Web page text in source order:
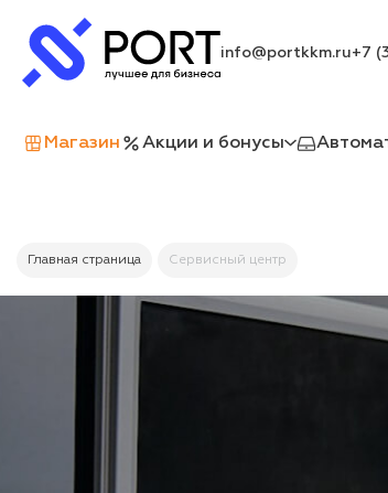
info@portkkm.ru+7
Магазин Акции и бонусы
Главная страница Сервисный центр